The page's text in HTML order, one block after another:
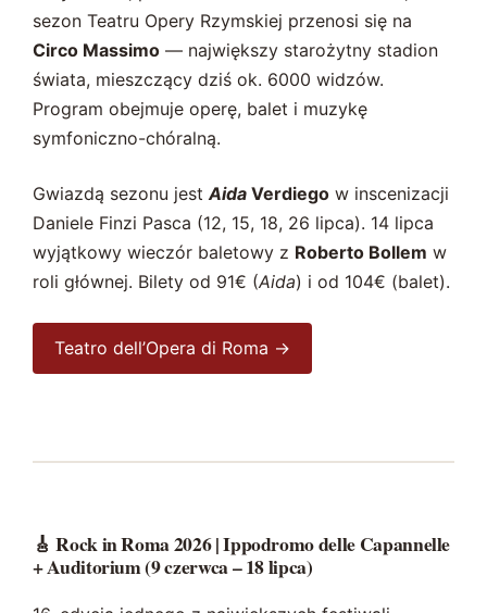
sezon Teatru Opery Rzymskiej przenosi się na
Circo Massimo — największy starożytny stadion
świata, mieszczący dziś ok. 6000 widzów.
Program obejmuje operę, balet i muzykę
symfoniczno-chóralną.
Gwiazdą sezonu jestAida Verdiego w inscenizacji
Daniele Finzi Pasca (12, 15, 18, 26 lipca). 14 lipca
wyjątkowy wieczór baletowy z Roberto Bollem w
roli głównej. Bilety od 91€ (Aida) i od 104€ (balet).
Teatro dell’Opera di Roma →
🎸 Rock in Roma 2026 | Ippodromo delle Capannelle
+ Auditorium (9 czerwca – 18 lipca)